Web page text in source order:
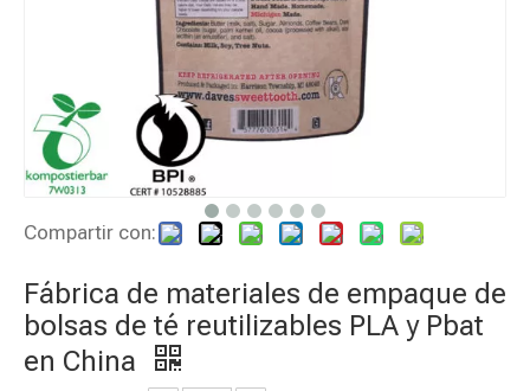
Compartir con:
Fábrica de materiales de empaque de
bolsas de té reutilizables PLA y Pbat
en China